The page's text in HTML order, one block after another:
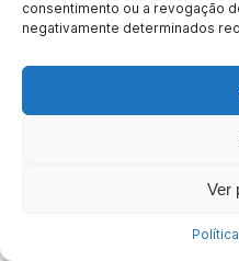
consentimento ou a revogação
negativamente determinados
Ver